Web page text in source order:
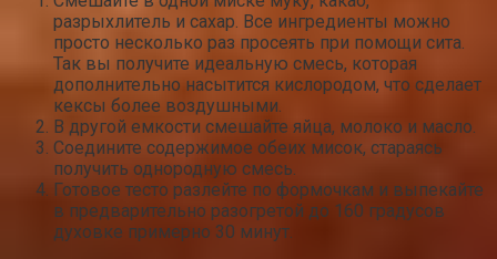
разрыхлитель и сахар. Все ингредиенты можно
просто несколько раз просеять при помощи сита.
Так вы получите идеальную смесь, которая
дополнительно насытится кислородом, что сделает
кексы более воздушными.
В другой емкости смешайте яйца, молоко и масло.
Соедините содержимое обеих мисок, стараясь
получить однородную смесь.
Готовое тесто разлейте по формочкам и выпекайте
в предварительно разогретой до 160 градусов
духовке примерно 30 минут.